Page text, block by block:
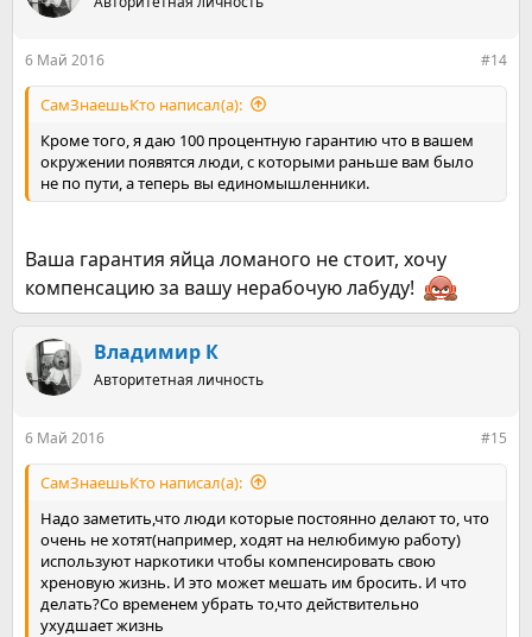
хуже сопротивляется внешним задачам, и после выхода на
режим жизни без регулярного отравления легко решает
задачи, бывшие раньше околопредельными.
Кроме того он получает лучшее различение своих
желаний, и некоторые стоящие ранее задачи получают
банально нулевой приоритет.
Итак, желание прекратить курить есть.
насилия над собой и окружением состоит в следующем:
Допустим, мы с утра проснулись с желанием перестать
Живем как обычно живем.
До тех пор пока не возникнет желание закурить.
Возникло?
Собственно здесь самый важный момент.
и
6 Май 2016 #14
СамЗнаешьКто написал(а):
Кроме того, я даю 100 процентную гарантию что в вашем
окружении появятся люди, с которыми раньше вам было
не по пути, а теперь вы единомышленники.
Ваша гарантия яйца ломаного не стоит, хочу
компенсацию за вашу нерабочую лабуду!
Владимир К
Авторитетная личность
6 Май 2016 #15
СамЗнаешьКто написал(а):
Надо заметить,что люди которые постоянно делают то, что
очень не хотят(например, ходят на нелюбимую работу)
используют наркотики чтобы компенсировать свою
хреновую жизнь. И это может мешать им бросить. И что
делать?Со временем убрать то,что действительно
ухудшает жизнь